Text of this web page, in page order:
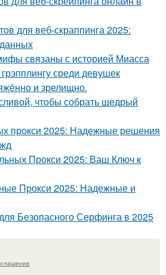
для веб-скраппинга 2025:
связаны с историей Миасса
среди девушек
и зрелищно.
чтобы собрать щедрый
прокси 2025: Надежные решения
Прокси 2025: Ваш Ключ к
Прокси 2025: Надежные и
Безопасного Серфинга в 2025